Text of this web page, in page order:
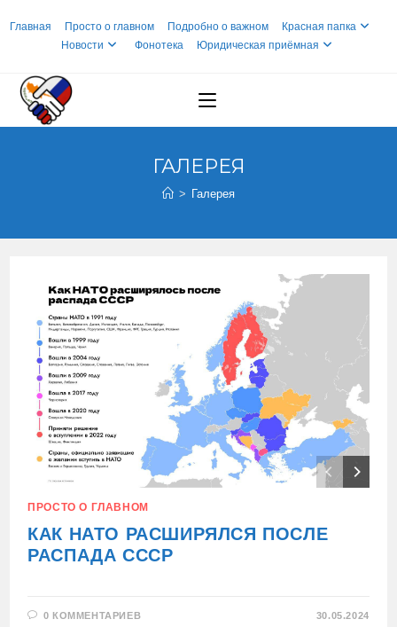
Главная Просто о главном Подробно о важном
Красная папка
Новости
Фонотека Юридическая приёмная
ГАЛЕРЕЯ
> Галерея
ПРОСТО О ГЛАВНОМ
КАК НАТО РАСШИРЯЛСЯ ПОСЛЕ
РАСПАДА СССР
0 КОММЕНТАРИЕВ 30.05.2024